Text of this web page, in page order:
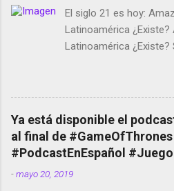
El siglo 21 es hoy:
Latinoamérica
Latinoamérica
temporada de Black
cuentas Responden
copyright en Instagram
red social Riddley
película Francisco
smartphone en sus
Media GoBee - StartUp
Ya está disponible el
al final de #GameOfThrones
#PodcastEnEspañol
-mayo 20, 2019